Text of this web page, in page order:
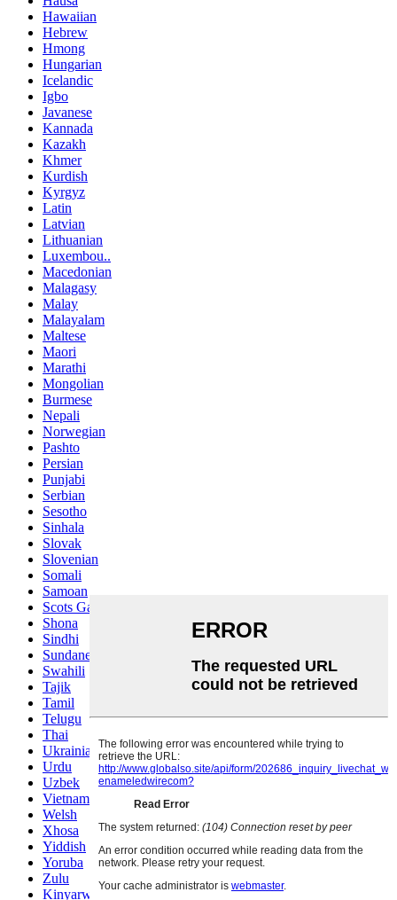
Hawaiian
Hebrew
Hmong
Hungarian
Icelandic
Igbo
Javanese
Kannada
Kazakh
Khmer
Kurdish
Kyrgyz
Latin
Latvian
Lithuanian
Luxembou..
Macedonian
Malagasy
Malay
Malayalam
Maltese
Maori
Marathi
Mongolian
Burmese
Nepali
Norwegian
Pashto
Persian
Punjabi
Serbian
Sesotho
Sinhala
Slovak
Slovenian
Somali
Samoan
Scots Gaelic
Shona
Sindhi
Sundanese
Swahili
Tajik
Tamil
Telugu
Thai
Ukrainian
Urdu
Uzbek
Vietnamese
Welsh
Xhosa
Yiddish
Yoruba
Zulu
Kinyarwanda